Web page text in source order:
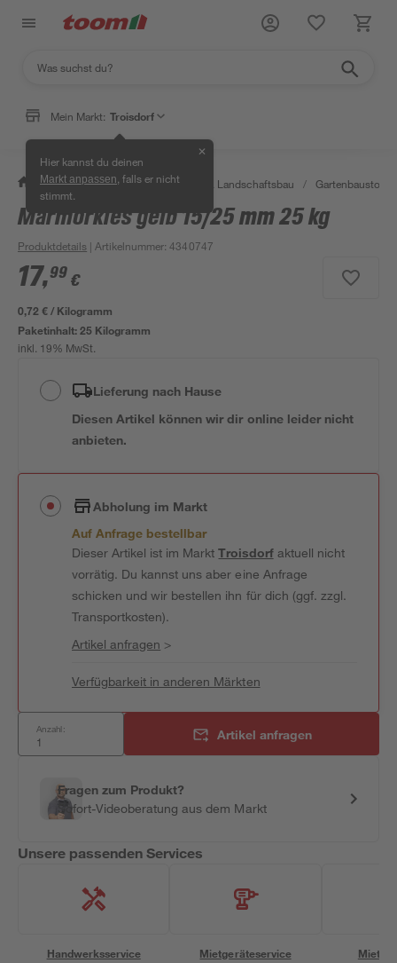
Mein Markt: Troisdorf
Hier kannst du deinen
Markt anpassen , falls er nicht
stimmt.
✕
/ Garten & Freizeit / Gartenbau & Landschaftsbau / Gartenbaustoffe
Marmorkies gelb 15/25 mm 25 kg
Produktdetails | Artikelnummer:4340747
17,99 €
0,72 € / Kilogramm
Paketinhalt:25 Kilogramm
inkl. 19% MwSt.
Lieferung nach Hause
Diesen Artikel können wir dir online leider nicht
anbieten.
Abholung im Markt
Auf Anfrage bestellbar
Dieser Artikel ist im MarktTroisdorfaktuell nicht
vorrätig. Du kannst uns aber eine Anfrage
schicken und wir bestellen ihn für dich (ggf. zzgl.
Transportkosten).
Artikel anfragen >
Verfügbarkeit in anderen Märkten
Anzahl: Artikel anfragen
Fragen zum Produkt?
Sofort-Videoberatung aus dem Markt
Unsere passenden Services
Handwerksservice Mietgeräteservice